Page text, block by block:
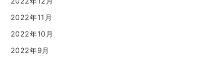
2022年11月
2022年10月
2022年9月